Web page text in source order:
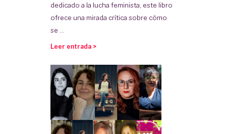
dedicado a la lucha feminista, este libro
ofrece una mirada crítica sobre cómo
se ...
Leer entrada >